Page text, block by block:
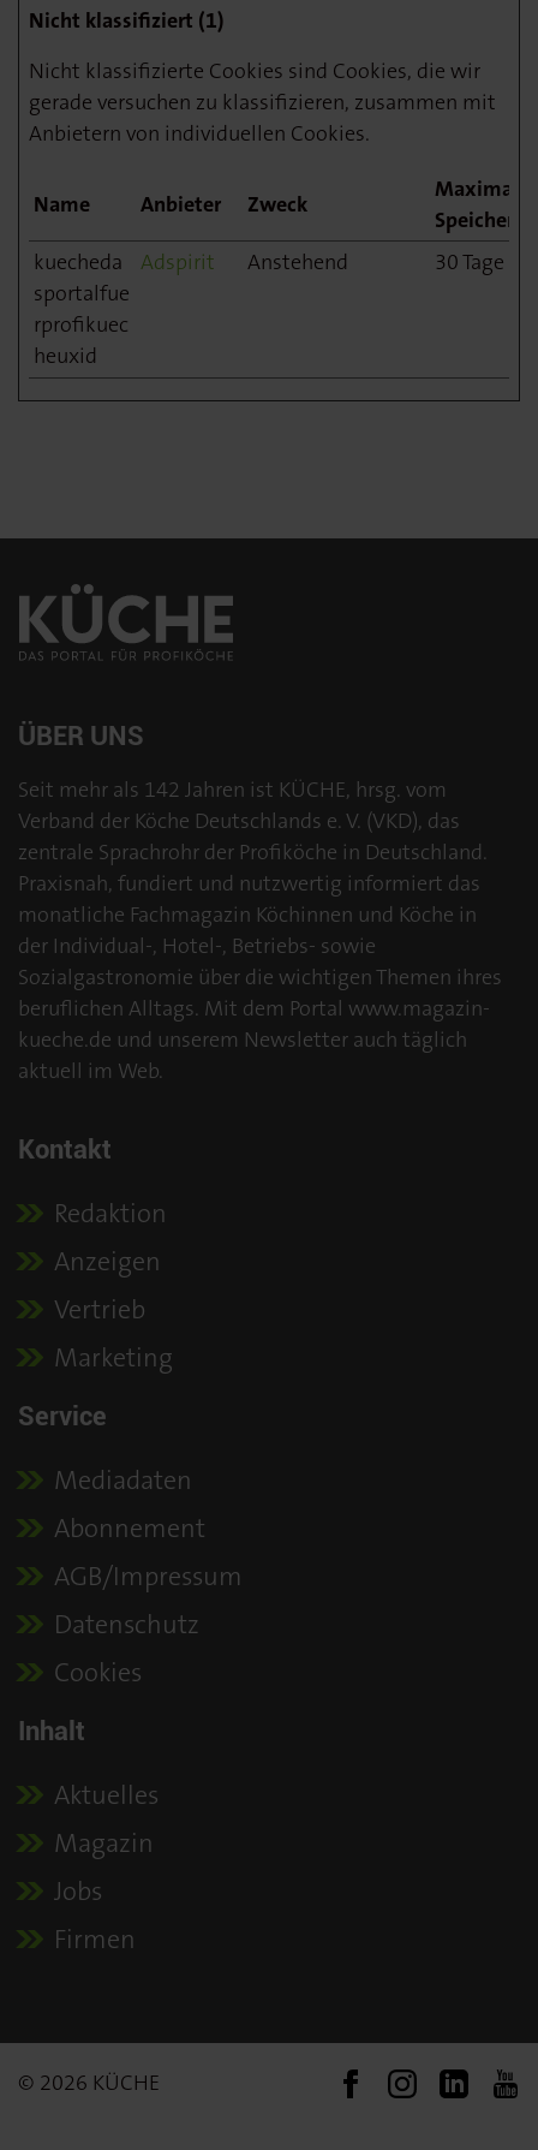
Nicht klassifiziert (1)
Nicht klassifizierte Cookies sind Cookies, die wir
gerade versuchen zu klassifizieren, zusammen mit
Anbietern von individuellen Cookies.
Name Anbieter Zweck
Maximale
kuecheda
sportalfue
rprofikuec
heuxid
Adspirit Anstehend 30 Tage
ÜBER UNS
Seit mehr als 142 Jahren ist KÜCHE, hrsg. vom
Verband der Köche Deutschlands e. V. (VKD), das
zentrale Sprachrohr der Profiköche in Deutschland.
Praxisnah, fundiert und nutzwertig informiert das
monatliche Fachmagazin Köchinnen und Köche in
der Individual-, Hotel-, Betriebs- sowie
Sozialgastronomie über die wichtigen Themen ihres
beruflichen Alltags. Mit dem Portal www.magazin-
kueche.de und unserem Newsletter auch täglich
aktuell im Web.
Kontakt
Redaktion
Anzeigen
Vertrieb
Marketing
Service
Mediadaten
Abonnement
AGB/Impressum
Datenschutz
Cookies
Inhalt
Aktuelles
Magazin
Jobs
Firmen
© 2026 KÜCHE